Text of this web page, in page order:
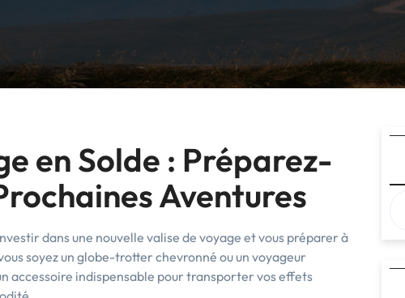
en Solde : Préparez-
Aventures
dans une nouvelle valise de voyage et vous préparer à
soyez un globe-trotter chevronné ou un voyageur
accessoire indispensable pour transporter vos effets